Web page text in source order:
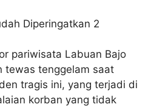
pariwisata Labuan Bajo
tewas tenggelam saat
tragis ini, yang terjadi di
korban yang tidak